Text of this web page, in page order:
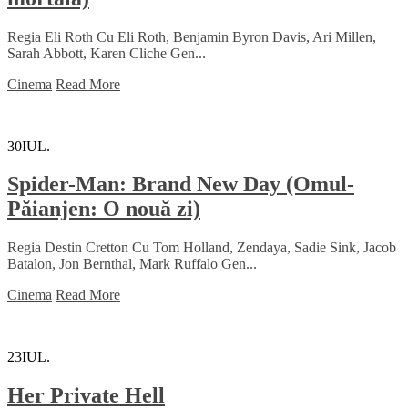
Regia Eli Roth Cu Eli Roth, Benjamin Byron Davis, Ari Millen,
Sarah Abbott, Karen Cliche Gen...
Cinema Read More
30IUL.
Spider-Man: Brand New Day (Omul-
Păianjen: O nouă zi)
Regia Destin Cretton Cu Tom Holland, Zendaya, Sadie Sink, Jacob
Batalon, Jon Bernthal, Mark Ruffalo Gen...
Cinema Read More
23IUL.
Her Private Hell